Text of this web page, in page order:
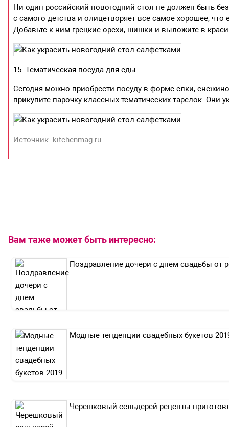
Ни один российский новогодний стол не должен быть
с самого детства и олицетворяет все самое хорошее,
Добавьте к ним грецкие орехи, шишки и выложите в
15. Тематическая посуда для еды
Сегодня можно приобрести посуду в форме елки,
прикупите парочку классных тематических тарелок. Они
Источник: kitchenmag.ru
Вам таже может быть интересно:
Поздравление дочери с днем свадьбы от
Модные тенденции свадебных букетов
Черешковый сельдерей рецепты